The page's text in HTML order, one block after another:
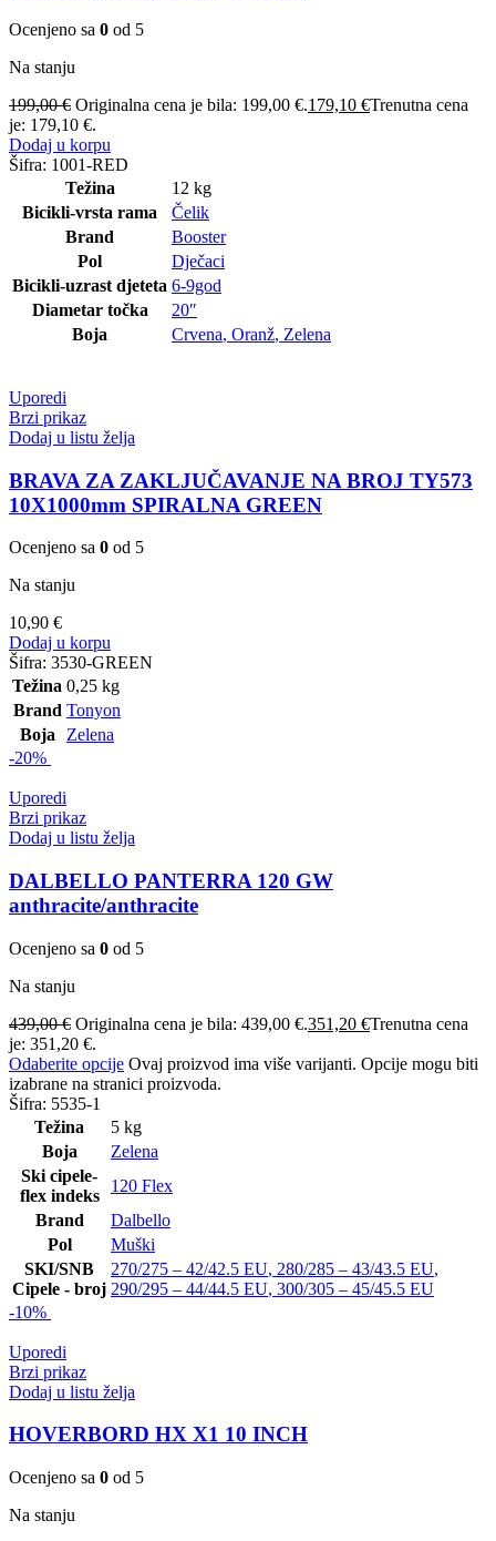
Ocenjeno sa 0 od 5
Na stanju
199,00€ Originalna cena je bila: 199,00 €.179,10 €Trenutna cena
je: 179,10 €.
Dodaj u korpu
Šifra: 1001-RED
Težina
12 kg
Bicikli-vrsta rama
Čelik
Brand
Booster
Pol
Dječaci
Bicikli-uzrast djeteta 6-9god
Diametar točka
20″
Boja
Crvena, Oranž, Zelena
Uporedi
Brzi prikaz
Dodaj u listu želja
BRAVA ZA ZAKLJUČAVANJE NA BROJ TY573
10X1000mm SPIRALNA GREEN
Ocenjeno sa 0 od 5
Na stanju
10,90 €
Dodaj u korpu
Šifra: 3530-GREEN
Težina 0,25 kg
Brand Tonyon
Boja
Zelena
-20%
Uporedi
Brzi prikaz
Dodaj u listu želja
DALBELLO PANTERRA 120 GW
anthracite/anthracite
Ocenjeno sa 0 od 5
Na stanju
439,00€ Originalna cena je bila: 439,00 €.351,20 €Trenutna cena
je: 351,20 €.
Odaberite opcije Ovaj proizvod ima više varijanti. Opcije mogu biti
izabrane na stranici proizvoda.
Šifra: 5535-1
Težina
5 kg
Boja
Zelena
Ski cipele-
flex indeks
120 Flex
Brand
Dalbello
Pol
Muški
SKI/SNB
Cipele - broj
270/275 – 42/42.5 EU, 280/285 – 43/43.5 EU,
290/295 – 44/44.5 EU, 300/305 – 45/45.5 EU
-10%
Uporedi
Brzi prikaz
Dodaj u listu želja
HOVERBORD HX X1 10 INCH
Ocenjeno sa 0 od 5
Na stanju